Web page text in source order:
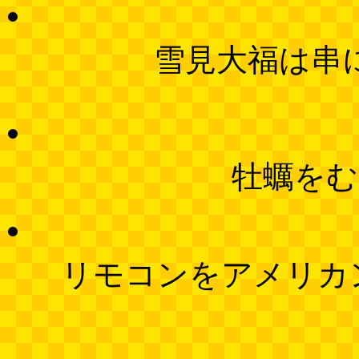
雪見大福は串
牡蠣を
リモコンをアメリ